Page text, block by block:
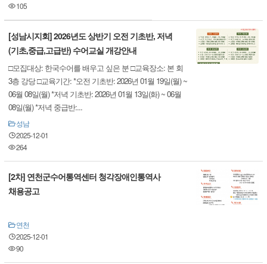
105
[성남시지회] 2026년도 상반기 오전 기초반, 저녁
(기초,중급,고급반) 수어교실 개강안내
□모집대상: 한국수어를 배우고 싶은 분 □교육장소: 본 회
3층 강당 □교육기간: *오전 기초반: 2026년 01월 19일(월) ~
06월 08일(월) *저녁 기초반: 2026년 01월 13일(화) ~ 06월
08일(월) *저녁 중급반:...
성남
2025-12-01
264
[2차] 연천군수어통역센터 청각장애인통역사
채용공고
연천
2025-12-01
90